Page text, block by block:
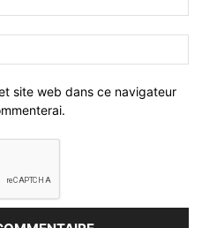
site web dans ce navigateur